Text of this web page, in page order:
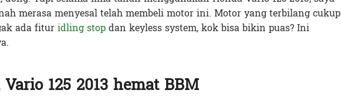
merasa menyesal telah membeli motor ini. Motor yang terbilang cukup
ada fituridling stopdan keyless system, kok bisa bikin puas? Ini
125 2013 hemat BBM